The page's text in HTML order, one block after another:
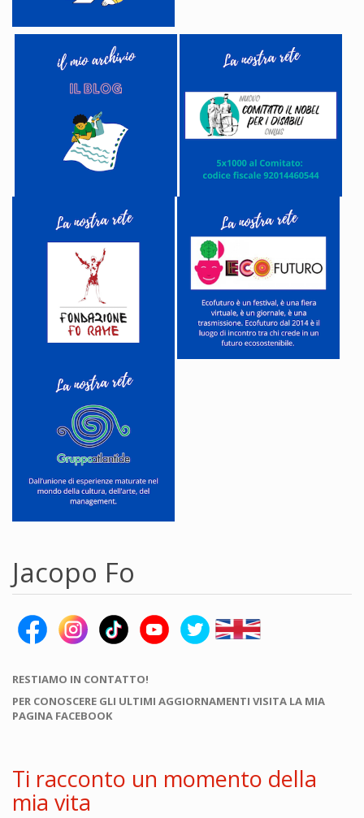
Jacopo Fo
RESTIAMO IN CONTATTO!
PER CONOSCERE GLI ULTIMI AGGIORNAMENTI VISITA LA MIA
PAGINA FACEBOOK
Ti racconto un momento della
mia vita